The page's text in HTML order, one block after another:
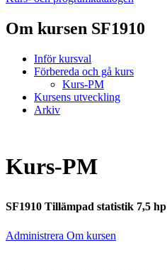
Om kursen SF1910
Inför kursval
Förbereda och gå kurs
Kurs-PM
Kursens utveckling
Arkiv
Kurs-PM
SF1910 Tillämpad statistik 7,5 hp
Administrera Om kursen